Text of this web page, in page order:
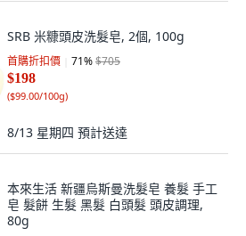
SRB 米糠頭皮洗髮皂, 2個, 100g
首購折扣價 71%$705
$198
($99.00/100g)
8/13 星期四 預計送達
本來生活 新疆烏斯曼洗髮皂 養髮 手工
皂 髮餅 生髮 黑髮 白頭髮 頭皮調理,
80g